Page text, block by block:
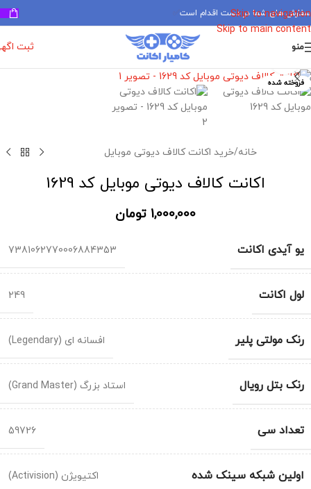
Skip to navigation
Skip to main content
سفارش های شما در دست اقدام است
منو ثبت
فروخته شده
برای بزرگنمایی کلیک کنید
خانه/خرید اکانت کالاف دیوتی موبایل
اکانت کالاف دیوتی موبایل کد 1629
1,000,000 تومان
یو آیدی اکانت 7381062770006884353
لول اکانت 249
رنک مولتی پلیر افسانه ای (Legendary)
رنک بتل رویال استاد بزرگ (Grand Master)
تعداد سی 59726
اولین شبکه سینک شده اکتیویژن (Activision)